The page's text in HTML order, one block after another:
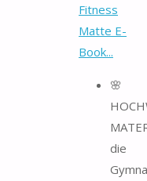
Fitness
Matte E-
Book...
🌸
die